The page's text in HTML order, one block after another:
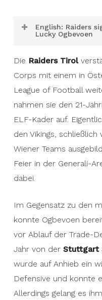
English: Raiders
Lucky Ogbevoen
TheRaiders Tirol
corps today with
they added 21-year-
ELF roster. Unlike
Ogbevoen has
ELF. He was signed
year just before the
immediately
defense and was
the ELF.
Ogbevoen, whose
champion last year,
football in the
In 2017 and 2019, he
national team at the
Die Raiders Tirol
Corps mit einem in
League of Football
nahmen sie den 21-
ELF-Kader auf.
den Vikings,
Wiener Teams
Feier in der Generali-
dabei.
Im Gegensatz zu den
konnte Ogbevoen
vor Ablauf der Trade-
Jahr von der Stuttgart
wurde auf Anhieb ein
Defensive und konnte
Allerdings gelang es